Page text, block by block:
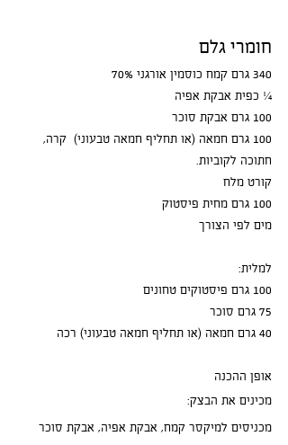
חומרי גלם
340 גרם קמח כוסמין אורגני 70%
¼ כפית אבקת אפיה
100 גרם אבקת סוכר
100 גרם חמאה (או תחליף חמאה טבעוני)  קרה,
חתוכה לקוביות.
קורט מלח
100 גרם מחית פיסטוק
מים לפי הצורך
למלית:
100 גרם פיסטוקים טחונים
75 גרם סוכר
40 גרם חמאה (או תחליף חמאה טבעוני) רכה
אופן ההכנה
מכינים את הבצק:
מכניסים למיקסר קמח, אבקת אפיה, אבקת סוכר